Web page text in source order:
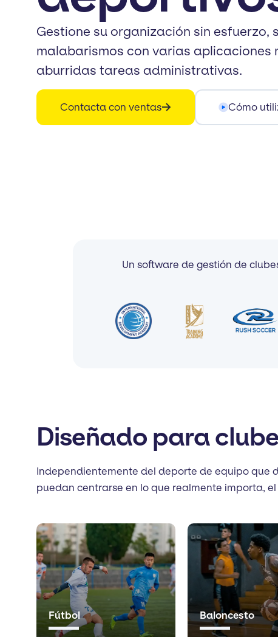
Gestione su organización sin esfuerzo,
malabarismos con varias aplicaciones
aburridas tareas administrativas.
Contacta con ventas Cómo
Un software de gestión de
Diseñado para
Independientemente del deporte de equipo que
puedan centrarse en lo que realmente importa,
Fútbol Baloncesto